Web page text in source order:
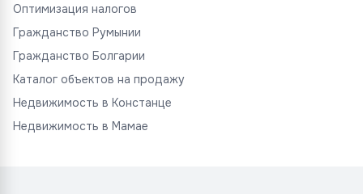
Оптимизация налогов
Гражданство Румынии
Гражданство Болгарии
Каталог объектов на продажу
Недвижимость в Констанце
Недвижимость в Мамае